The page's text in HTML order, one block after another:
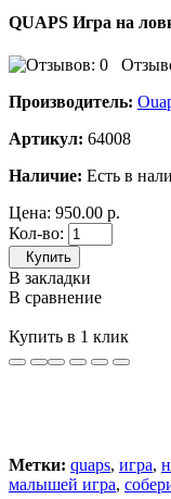
QUAPS Игра на
Производитель:
Артикул: 64008
Наличие: Есть в
Цена: 950.00 р.
Кол-во:
Купить
В закладки
В сравнение
Купить в 1 клик
Метки: quaps, игра,
малышей игра,